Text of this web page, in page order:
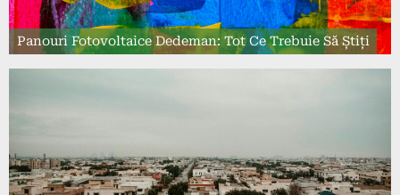
Panouri Fotovoltaice Dedeman: Tot Ce Trebuie Să Știți